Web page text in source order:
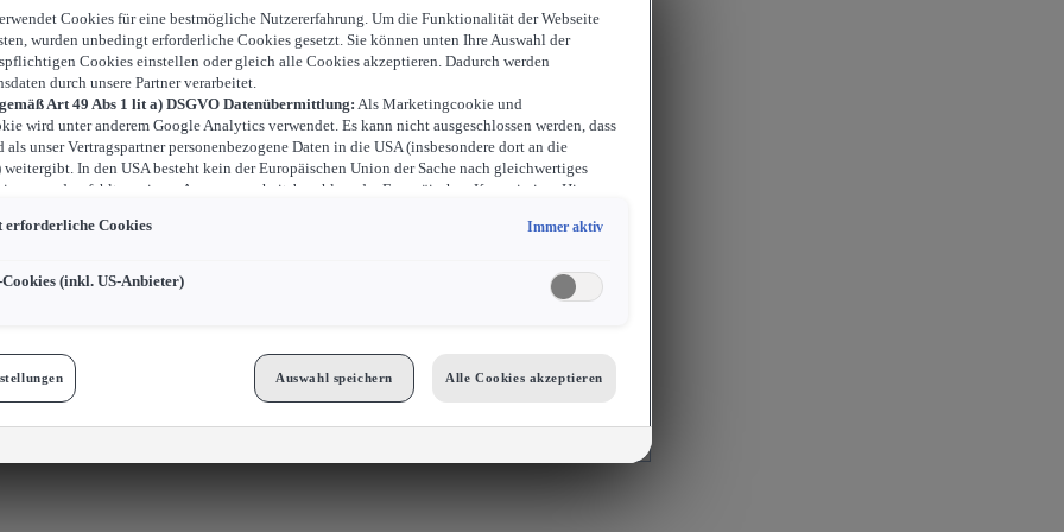
Cookies für eine bestmögliche Nutzererfahrung. Um die Funktionalität der Webseite
wurden unbedingt erforderliche Cookies gesetzt. Sie können unten Ihre Auswahl der
Cookies einstellen oder gleich alle Cookies akzeptieren. Dadurch werden
durch unsere Partner verarbeitet.
Art 49 Abs 1 lit a) DSGVO Datenübermittlung: Als Marketingcookie und
wird unter anderem Google Analytics verwendet. Es kann nicht ausgeschlossen werden, dass
als unser Vertragspartner personenbezogene Daten in die USA (insbesondere dort an die
In den USA besteht kein der Europäischen Union der Sache nach gleichwertiges
und es fehlt an einem Angemessenheitsbeschluss der Europäischen Kommission. Hieraus
können, in den USA keine Datenschutzgrundsätze bestehen, und weil nicht ausgeschlossen
Eingriffe in Ihre persönlichen Rechte und Freiheiten nicht auf das absolut Notwendige
Sollten Sie das Setzen von Cookies für Marketingzwecke oder Leistungscookies auch für
Zwecke von Google Analytics gesetzt werden, finden Sie in den Cookie-Einstellungen am
frei, Ihre Einwilligung jederzeit zu geben, zu verweigern oder zurückzuziehen.
für Marketingzwecke:Sofern Sie über einen von uns personalisierten Link auf unsere
haben, von Ihrem zugeordneten Händler bzw. im Falle eines Porsche Betriebs, Porsche
erforderliche Cookies Immer aktiv
(inkl. US-Anbieter)
Auswahl speichern Alle Cookies akzeptieren